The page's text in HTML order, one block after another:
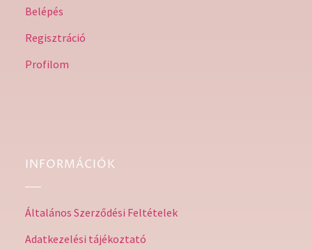
Belépés
Regisztráció
Profilom
INFORMÁCIÓK
Általános Szerződési Feltételek
Adatkezelési tájékoztató